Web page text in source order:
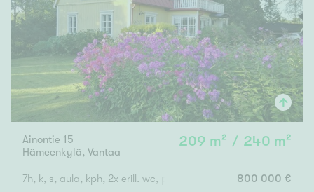
Ainontie 15
Hämeenkylä, Vantaa
209 m² / 240 m²
7h, k, s, aula, kph, 2x erill. wc, parveke, lasikuisti800 000 €